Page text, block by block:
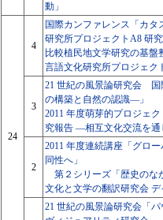
動」
24
4
国際カンファレンス「カ
研究所プロジェクトA8 研
比較植民地文学研究の基
言語文化研究所プロジェク
3
21 世紀の風景論研究会
の構築と自然の認識―」
2011 年度萌芽的プロジェ
究報告 ―相互文化交流を
2
2011 年度連続講座「グロ
同性へ」
第２シリーズ「歴史のな
文化と文学の翻訳研究会
21 世紀の風景論研究会「パ